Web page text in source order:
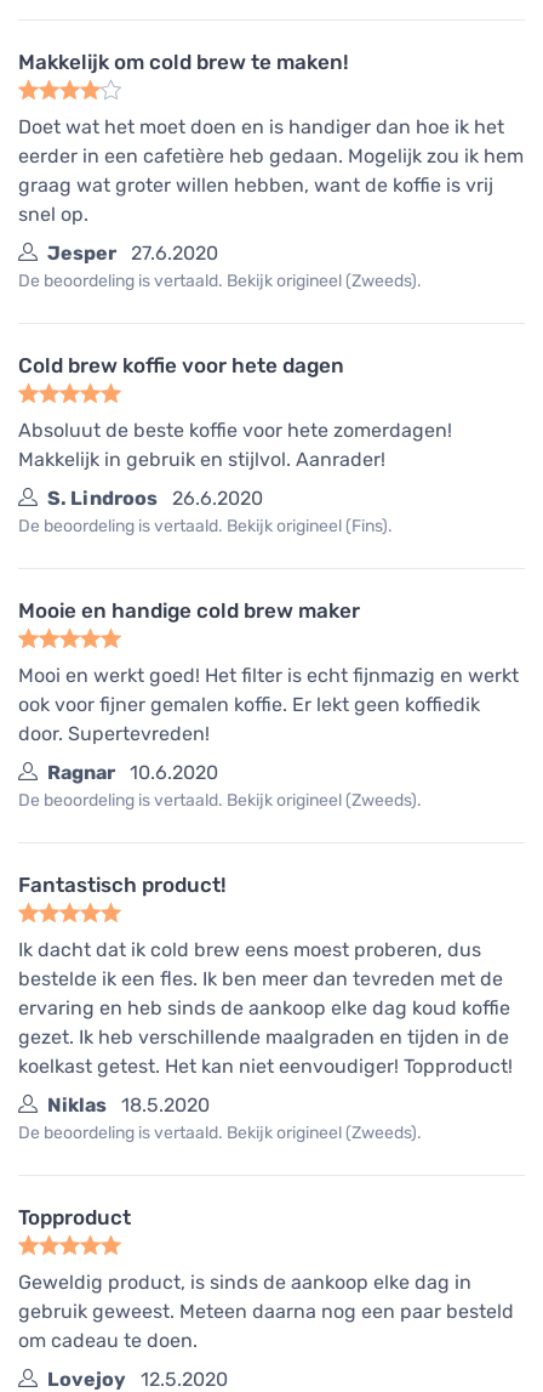
Makkelijk om cold brew te maken!
Doet wat het moet doen en is handiger dan hoe ik het
eerder in een cafetière heb gedaan. Mogelijk zou ik hem
graag wat groter willen hebben, want de koffie is vrij
snel op.
Jesper
27.6.2020
De beoordeling is vertaald. Bekijk origineel (Zweeds).
Cold brew koffie voor hete dagen
Absoluut de beste koffie voor hete zomerdagen!
Makkelijk in gebruik en stijlvol. Aanrader!
S. Lindroos
26.6.2020
De beoordeling is vertaald. Bekijk origineel (Fins).
Mooie en handige cold brew maker
Mooi en werkt goed! Het filter is echt fijnmazig en werkt
ook voor fijner gemalen koffie. Er lekt geen koffiedik
door. Supertevreden!
Ragnar
10.6.2020
De beoordeling is vertaald. Bekijk origineel (Zweeds).
Fantastisch product!
Ik dacht dat ik cold brew eens moest proberen, dus
bestelde ik een fles. Ik ben meer dan tevreden met de
ervaring en heb sinds de aankoop elke dag koud koffie
gezet. Ik heb verschillende maalgraden en tijden in de
koelkast getest. Het kan niet eenvoudiger! Topproduct!
Niklas
18.5.2020
De beoordeling is vertaald. Bekijk origineel (Zweeds).
Topproduct
Geweldig product, is sinds de aankoop elke dag in
gebruik geweest. Meteen daarna nog een paar besteld
om cadeau te doen.
Lovejoy
12.5.2020